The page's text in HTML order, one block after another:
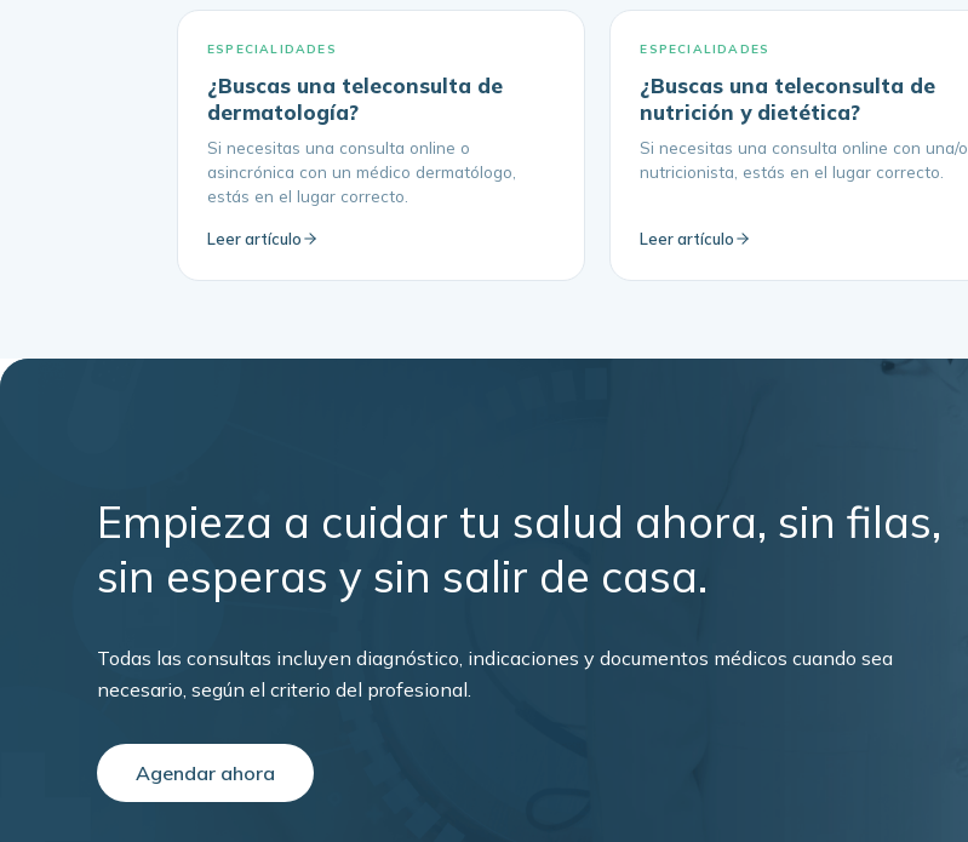
ESPECIALIDADES
¿Buscas una teleconsulta de
dermatología?
Si necesitas una consulta online o
asincrónica con un médico dermatólogo,
estás en el lugar correcto.
Leer artículo
ESPECIALIDADES
¿Buscas una teleconsulta de
nutrición y dietética?
Si necesitas una consulta online con una/o
nutricionista, estás en el lugar correcto.
Leer artículo
Empieza a cuidar tu salud ahora, sin filas,
sin esperas y sin salir de casa.
Todas las consultas incluyen diagnóstico, indicaciones y documentos médicos cuando sea
necesario, según el criterio del profesional.
Agendar ahora